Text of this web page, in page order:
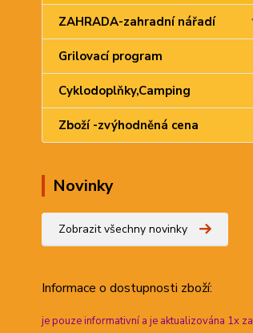
ZAHRADA-zahradní nářadí
Grilovací program
Cyklodoplňky,Camping
Zboží -zvýhodněná cena
Novinky
Zobrazit všechny novinky
Informace o dostupnosti zboží:
je pouze informativní a je aktualizována 1x za